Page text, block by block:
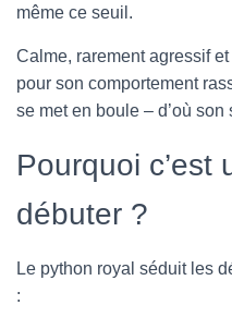
même ce seuil.
Calme, rarement agressif
pour son comportement
se met en boule – d’où son
Pourquoi c’est
débuter ?
Le python royal séduit les
: